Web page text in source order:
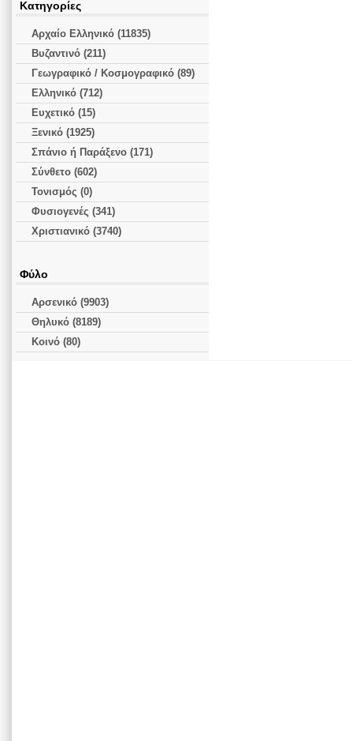
Κατηγορίες
Αρχαίο Ελληνικό (11835)
Βυζαντινό (211)
Γεωγραφικό / Κοσμογραφικό (89)
Ελληνικό (712)
Ευχετικό (15)
Ξενικό (1925)
Σπάνιο ή Παράξενο (171)
Σύνθετο (602)
Τονισμός (0)
Φυσιογενές (341)
Χριστιανικό (3740)
Φύλο
Αρσενικό (9903)
Θηλυκό (8189)
Κοινό (80)